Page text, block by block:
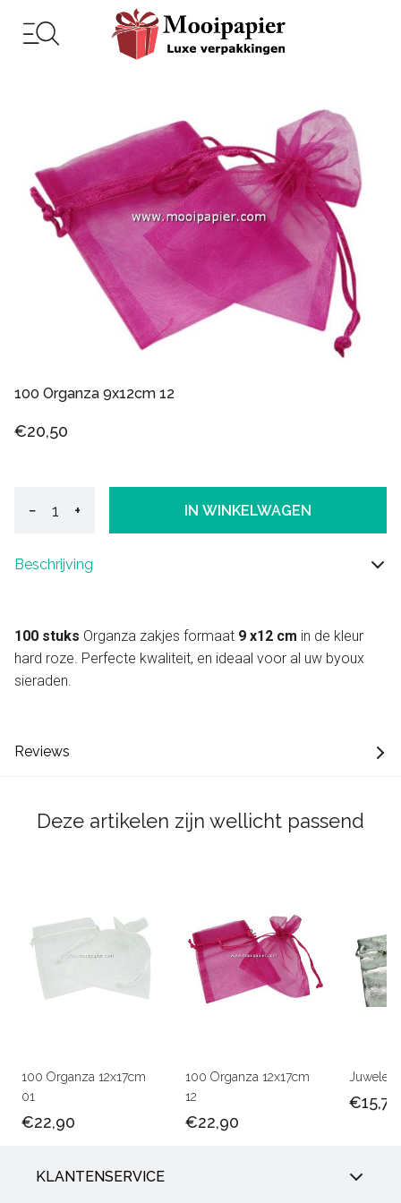
100 Organza 9x12cm 12
€20,50
− + IN WINKELWAGEN
Beschrijving
100 stuks Organza zakjes formaat 9 x12 cm in de kleur
hard roze. Perfecte kwaliteit, en ideaal voor al uw byoux
sieraden.
Reviews
Deze artikelen zijn wellicht passend
100 Organza 12x17cm
01
€22,90
100 Organza 12x17cm
12
€22,90
€15,75
KLANTENSERVICE